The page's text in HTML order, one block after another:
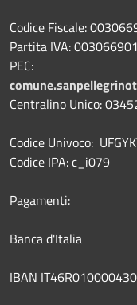
Codice Fiscale:
Partita IVA:
PEC:
Centralino Unico:
Codice Univoco:
Codice IPA: c_i079
Pagamenti:
Banca d'Italia
IBAN